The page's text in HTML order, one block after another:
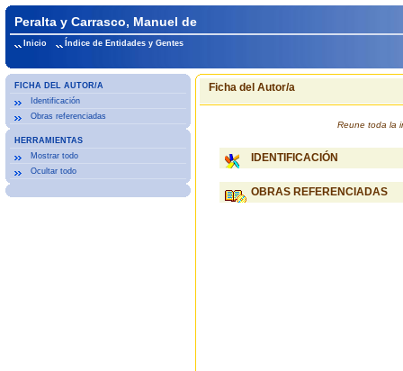
Peralta y Carrasco, Manuel de
Inicio Índice de Entidades y Gentes
FICHA DEL AUTOR/A
Identificación
Obras referenciadas
HERRAMIENTAS
Mostrar todo
Ocultar todo
Ficha del Autor/a
Reune toda la
IDENTIFICACIÓN
OBRAS REFERENCIADAS